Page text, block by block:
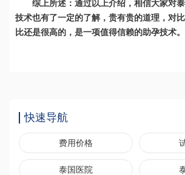
综上所述：通过以上介绍，相信大家对
技术也有了一定的了解，贵有贵的道理，对
比还是很高的，是一项值得信赖的助孕技术。
快速导航
费用价格
泰国医院